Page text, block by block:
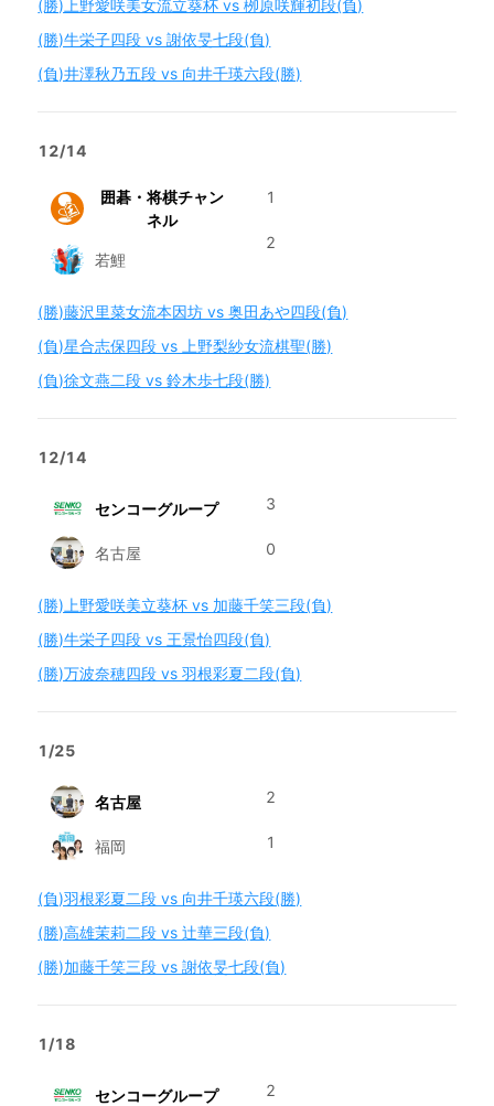
(勝)上野愛咲美女流立葵杯 vs 栁原咲輝初段(負)
(勝)牛栄子四段 vs 謝依旻七段(負)
(負)井澤秋乃五段 vs 向井千瑛六段(勝)
12/14
囲碁・将棋チャン
ネル
若鯉
1
2
(勝)藤沢里菜女流本因坊 vs 奥田あや四段(負)
(負)星合志保四段 vs 上野梨紗女流棋聖(勝)
(負)徐文燕二段 vs 鈴木歩七段(勝)
12/14
センコーグループ
名古屋
3
0
(勝)上野愛咲美立葵杯 vs 加藤千笑三段(負)
(勝)牛栄子四段 vs 王景怡四段(負)
(勝)万波奈穂四段 vs 羽根彩夏二段(負)
1/25
名古屋
福岡
2
1
(負)羽根彩夏二段 vs 向井千瑛六段(勝)
(勝)高雄茉莉二段 vs 辻華三段(負)
(勝)加藤千笑三段 vs 謝依旻七段(負)
1/18
センコーグループ 2